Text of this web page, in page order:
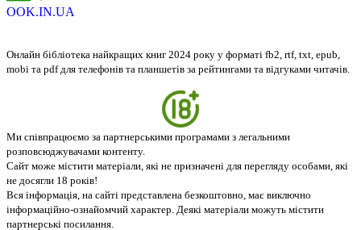
OOK.IN.UA
Онлайн бібліотека найкращих книг 2024 року у форматі fb2, rtf, txt, epub,
mobi та pdf для телефонів та планшетів за рейтингами та відгуками читачів.
Ми співпрацюємо за партнерськими програмами з легальними
розповсюджувачами контенту.
Сайт може містити матеріали, які не призначені для перегляду особами, які
не досягли 18 років!
Вся інформація, на сайті представлена безкоштовно, має виключно
інформаційно-ознайомчий характер. Деякі матеріали можуть містити
партнерські посилання.